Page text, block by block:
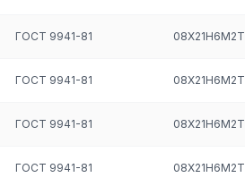
ГОСТ 9941-81 08Х21Н6М2Т
ГОСТ 9941-81 08Х21Н6М2Т
ГОСТ 9941-81 08Х21Н6М2Т
ГОСТ 9941-81 08Х21Н6М2Т